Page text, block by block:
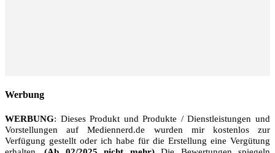
Werbung
WERBUNG: Dieses Produkt und Produkte / Dienstleistungen und
Vorstellungen auf Mediennerd.de wurden mir kostenlos zur
Verfügung gestellt oder ich habe für die Erstellung eine Vergütung